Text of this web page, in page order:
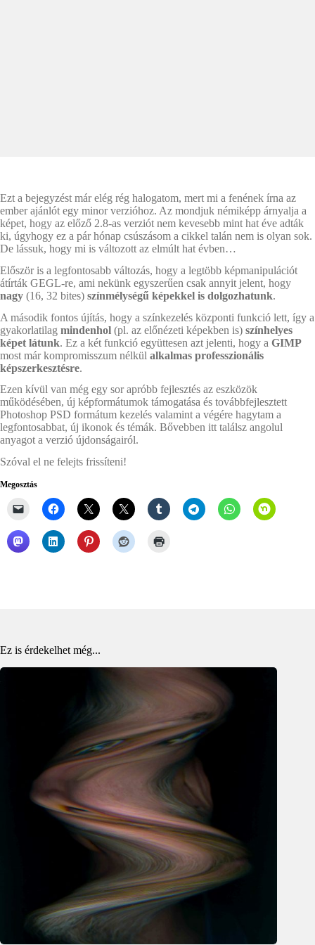
Ezt a bejegyzést már elég rég halogatom, mert mi a fenének írna az
ember ajánlót egy minor verzióhoz. Az mondjuk némiképp árnyalja a
képet, hogy az előző 2.8-as verziót nem kevesebb mint hat éve adták
ki, úgyhogy ez a pár hónap csúszásom a cikkel talán nem is olyan sok.
De lássuk, hogy mi is változott az elmúlt hat évben…
Először is a legfontosabb változás, hogy a legtöbb képmanipulációt
átírták GEGL-re, ami nekünk egyszerűen csak annyit jelent, hogy
nagy (16, 32 bites) színmélységű képekkel is dolgozhatunk.
A második fontos újítás, hogy a színkezelés központi funkció lett, így a
gyakorlatilag mindenhol (pl. az előnézeti képekben is) színhelyes
képet látunk. Ez a két funkció együttesen azt jelenti, hogy a GIMP
most már kompromisszum nélkül alkalmas professzionális
képszerkesztésre.
Ezen kívül van még egy sor apróbb fejlesztés az eszközök
működésében, új képformátumok támogatása és továbbfejlesztett
Photoshop PSD formátum kezelés valamint a végére hagytam a
legfontosabbat, új ikonok és témák. Bővebben itt találsz angolul
anyagot a verzió újdonságairól.
Szóval el ne felejts frissíteni!
Megosztás
Ez is érdekelhet még...